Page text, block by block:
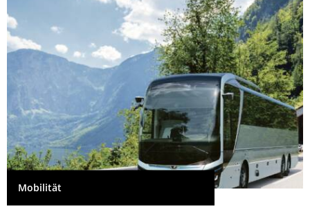
Mobilität